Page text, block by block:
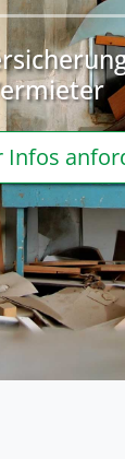
Infos